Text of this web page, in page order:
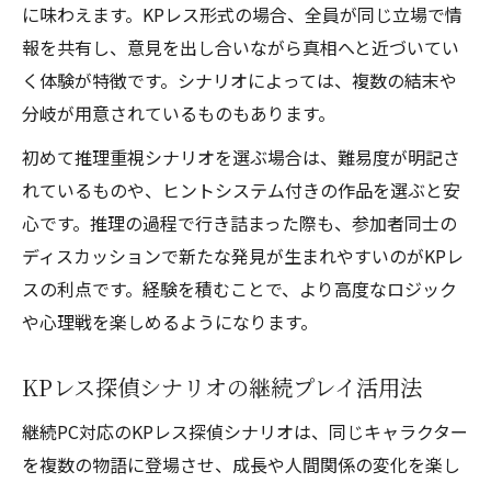
に味わえます。KPレス形式の場合、全員が同じ立場で情
報を共有し、意見を出し合いながら真相へと近づいてい
く体験が特徴です。シナリオによっては、複数の結末や
分岐が用意されているものもあります。
初めて推理重視シナリオを選ぶ場合は、難易度が明記さ
れているものや、ヒントシステム付きの作品を選ぶと安
心です。推理の過程で行き詰まった際も、参加者同士の
ディスカッションで新たな発見が生まれやすいのがKPレ
スの利点です。経験を積むことで、より高度なロジック
や心理戦を楽しめるようになります。
KPレス探偵シナリオの継続プレイ活用法
継続PC対応のKPレス探偵シナリオは、同じキャラクター
を複数の物語に登場させ、成長や人間関係の変化を楽し